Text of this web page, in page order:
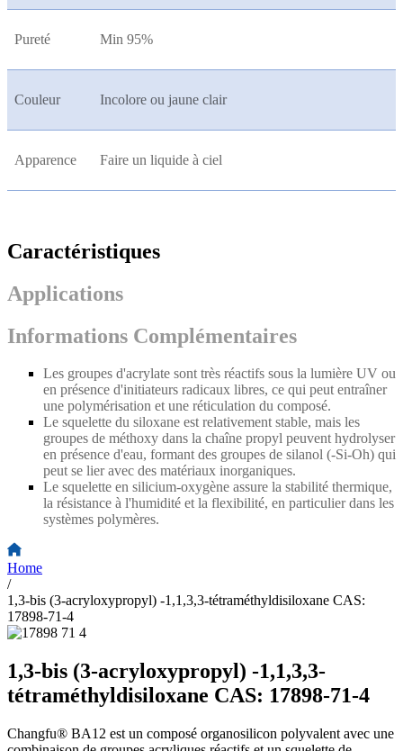
Pureté Min 95%
Couleur Incolore ou jaune clair
Apparence Faire un liquide à ciel
Caractéristiques
Applications
Informations Complémentaires
Les groupes d'acrylate sont très réactifs sous la lumière UV ou
en présence d'initiateurs radicaux libres, ce qui peut entraîner
une polymérisation et une réticulation du composé.
Le squelette du siloxane est relativement stable, mais les
groupes de méthoxy dans la chaîne propyl peuvent hydrolyser
en présence d'eau, formant des groupes de silanol (-Si-Oh) qui
peut se lier avec des matériaux inorganiques.
Le squelette en silicium-oxygène assure la stabilité thermique,
la résistance à l'humidité et la flexibilité, en particulier dans les
systèmes polymères.
Home
/
1,3-bis (3-acryloxypropyl) -1,1,3,3-tétraméthyldisiloxane CAS:
17898-71-4
1,3-bis (3-acryloxypropyl) -1,1,3,3-
tétraméthyldisiloxane CAS: 17898-71-4
Changfu® BA12 est un composé organosilicon polyvalent avec une